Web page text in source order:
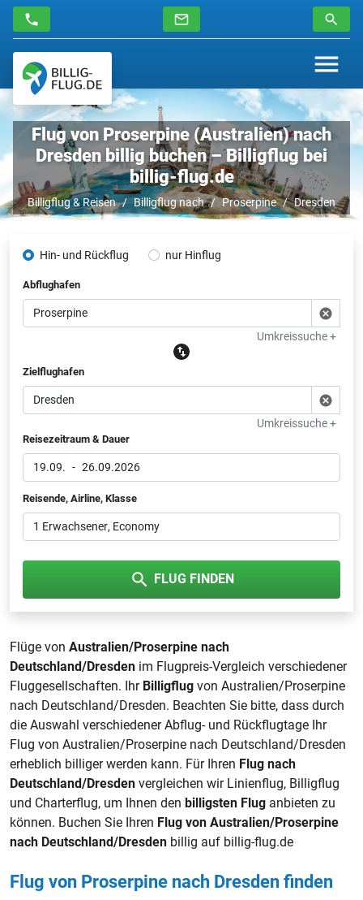
Flug von Proserpine (Australien) nach
Dresden billig buchen – Billigflug bei
billig-flug.de
Billigflug & Reisen Billigflug nach Proserpine Dresden
Hin- und Rückflug nur Hinflug
Abflughafen
Umkreissuche +
Zielflughafen
Umkreissuche +
Reisezeitraum & Dauer
19.09. - 26.09.2026
Reisende, Airline, Klasse
1 Erwachsener, Economy
FLUG FINDEN
Flüge von Australien/Proserpine nach
Deutschland/Dresden im Flugpreis-Vergleich verschiedener
Fluggesellschaften. Ihr Billigflug von Australien/Proserpine
nach Deutschland/Dresden. Beachten Sie bitte, dass durch
die Auswahl verschiedener Abflug- und Rückflugtage Ihr
Flug von Australien/Proserpine nach Deutschland/Dresden
erheblich billiger werden kann. Für Ihren Flug nach
Deutschland/Dresden vergleichen wir Linienflug, Billigflug
und Charterflug, um Ihnen den billigsten Flug anbieten zu
können. Buchen Sie Ihren Flug von Australien/Proserpine
nach Deutschland/Dresden billig auf billig-flug.de
Flug von Proserpine nach Dresden finden